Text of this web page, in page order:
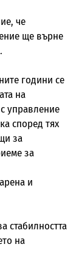
че
ще върне
години се
на
управление
според тях
за
за
и
стабилността
на